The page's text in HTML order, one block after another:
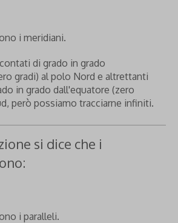
i meridiani.
di grado in grado
gradi) al polo Nord e altrettanti
in grado dall'equatore (zero
però possiamo tracciarne infiniti.
si dice che i
i paralleli.